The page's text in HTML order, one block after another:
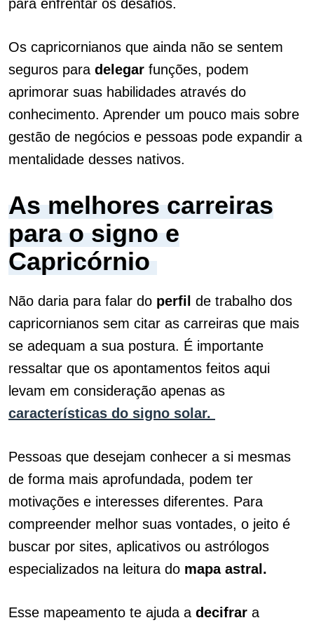
para enfrentar os desafios.
Os capricornianos que ainda não se sentem
seguros para delegar funções, podem
aprimorar suas habilidades através do
conhecimento. Aprender um pouco mais sobre
gestão de negócios e pessoas pode expandir a
mentalidade desses nativos.
As melhores carreiras
para o signo e
Capricórnio
Não daria para falar do perfil de trabalho dos
capricornianos sem citar as carreiras que mais
se adequam a sua postura. É importante
ressaltar que os apontamentos feitos aqui
levam em consideração apenas as
características do signo solar.
Pessoas que desejam conhecer a si mesmas
de forma mais aprofundada, podem ter
motivações e interesses diferentes. Para
compreender melhor suas vontades, o jeito é
buscar por sites, aplicativos ou astrólogos
especializados na leitura do mapa astral.
Esse mapeamento te ajuda a decifrar a